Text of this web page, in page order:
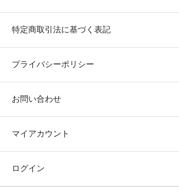
特定商取引法に基づく表記
プライバシーポリシー
お問い合わせ
マイアカウント
ログイン